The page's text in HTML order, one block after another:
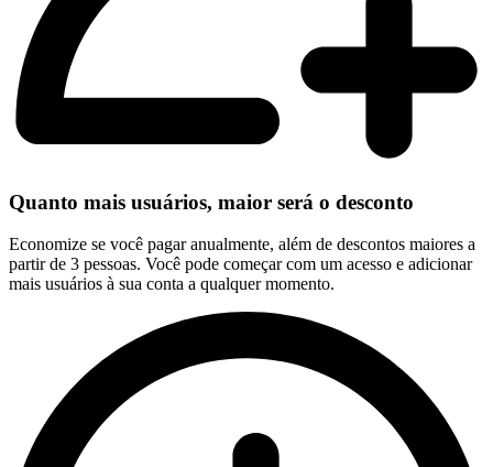
Quanto mais usuários, maior será o desconto
Economize se você pagar anualmente, além de descontos maiores a
partir de 3 pessoas. Você pode começar com um acesso e adicionar
mais usuários à sua conta a qualquer momento.